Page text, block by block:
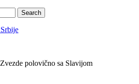
polovično sa Slavijom